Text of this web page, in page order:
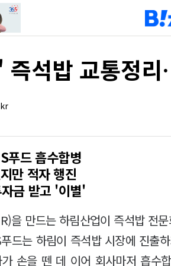
석밥 교통정
푸드 흡수합병
만 적자 행진
금 받고 '이별'
을 만드는 하림산업이 즉석밥 전
드는 하림이 즉석밥 시장에 진출
손을 뗀 데 이어 회사마저 흡수